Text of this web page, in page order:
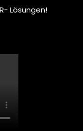
Lösungen!